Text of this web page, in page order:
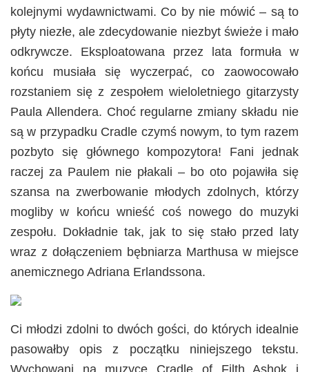
kolejnymi wydawnictwami. Co by nie mówić – są to
płyty niezłe, ale zdecydowanie niezbyt świeże i mało
odkrywcze. Eksploatowana przez lata formuła w
końcu musiała się wyczerpać, co zaowocowało
rozstaniem się z zespołem wieloletniego gitarzysty
Paula Allendera. Choć regularne zmiany składu nie
są w przypadku Cradle czymś nowym, to tym razem
pozbyto się głównego kompozytora! Fani jednak
raczej za Paulem nie płakali – bo oto pojawiła się
szansa na zwerbowanie młodych zdolnych, którzy
mogliby w końcu wnieść coś nowego do muzyki
zespołu. Dokładnie tak, jak to się stało przed laty
wraz z dołączeniem bębniarza Marthusa w miejsce
anemicznego Adriana Erlandssona.
Ci młodzi zdolni to dwóch gości, do których idealnie
pasowałby opis z początku niniejszego tekstu.